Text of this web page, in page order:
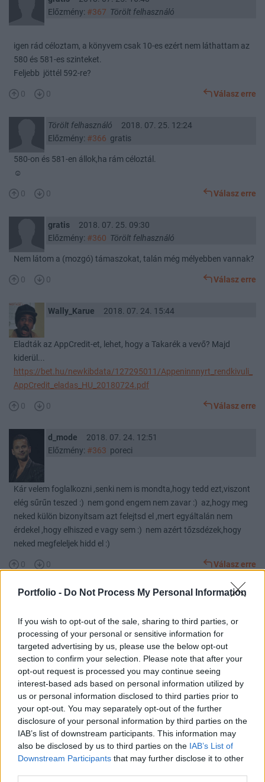
Portfolio - Do Not Process My Personal Information
If you wish to opt-out of the sale, sharing to third parties, or
processing of your personal or sensitive information for
targeted advertising by us, please use the below opt-out
section to confirm your selection. Please note that after your
opt-out request is processed you may continue seeing
interest-based ads based on personal information utilized by
us or personal information disclosed to third parties prior to
your opt-out. You may separately opt-out of the further
disclosure of your personal information by third parties on the
IAB’s list of downstream participants. This information may
also be disclosed by us to third parties on the IAB’s List of
Downstream Participants that may further disclose it to other
Előzmény: #367 Törölt felhasználó
igen rád céloztam, a könyvem csak 10-es ezért nem láthattam az
580 és 581-es szinteket.
Feljebb jöttél 592-re?
0 0 Válasz erre
Törölt felhasználó
2018. 07. 25. 12:24
Előzmény: #366 gratis
580-on és 581-en állok,ha rám céloztál.
☺
0 0 Válasz erre
gratis
2018. 07. 25. 09:30
Előzmény: #360 Törölt felhasználó
Nem látom a (mozgó) támaszokat, talán még mélyebben vannak?
0 0 Válasz erre
Wally_Karue 2018. 07. 24. 15:44
Eladták az AppCredit-et, lehet, hogy a Takarék a vevő? Majd
kiderül...
https://bet.hu/newkibdata/127295011/Appeninnnyrt_rendkivuli_
AppCredit_eladas_HU_20180724.pdf
0 0 Válasz erre
d_mode
2018. 07. 24. 12:51
Előzmény: #363 poreci
Kár velem foglalkozni ,senki nem is mondta,hogy tedd ezt,viszont
elég sűrűn teszed :) nem gond engem nem zavar :) az,hogy meg
neked külön bizonyítsam azt felejtsd el ,mert egyáltalán nem
érdekel ,hogy elhiszed e vagy sem :) nem azért tőzsdézek,hogy
neked megfeleljek hidd el :)
0 0 Válasz erre
poreci
2018. 07. 24. 12:18
hiteles lennél, ha beírnád a pozicióidat azok felvételekor, nem
mindig a fordulás után 3-5 nappal... Így kár veled foglalkozni, nem
is teszem.
0 0 Válasz erre
d_mode
2018. 07. 24. 11:56
Előzmény: #361poreci
Biztos magadból indulsz ki,valószínű te így szoktad ;) inkább
tanuld meg észrevenni a kereskedésben azt,amikor egy kitörés